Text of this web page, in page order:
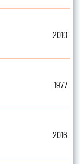
2010
1977
2016